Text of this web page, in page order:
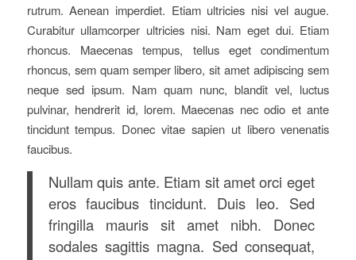
rutrum. Aenean imperdiet. Etiam ultricies nisi vel augue.
Curabitur ullamcorper ultricies nisi. Nam eget dui. Etiam
rhoncus. Maecenas tempus, tellus eget condimentum
rhoncus, sem quam semper libero, sit amet adipiscing sem
neque sed ipsum. Nam quam nunc, blandit vel, luctus
pulvinar, hendrerit id, lorem. Maecenas nec odio et ante
tincidunt tempus. Donec vitae sapien ut libero venenatis
faucibus.
Nullam quis ante. Etiam sit amet orci eget
eros faucibus tincidunt. Duis leo. Sed
fringilla mauris sit amet nibh. Donec
sodales sagittis magna. Sed consequat,